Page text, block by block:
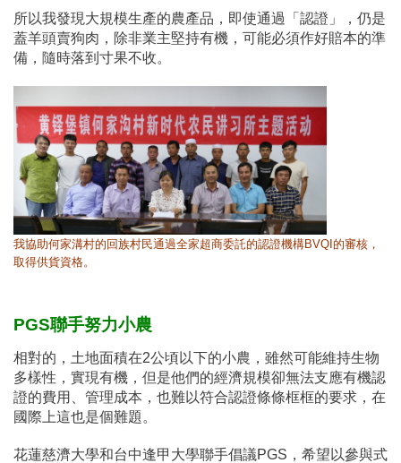
所以我發現大規模生產的農產品，即使通過「認證」，仍是
蓋羊頭賣狗肉，除非業主堅持有機，可能必須作好賠本的準
備，隨時落到寸果不收。
我協助何家溝村的回族村民通過全家超商委託的認證機構BVQI的審核，
取得供貨資格。
PGS聯手努力小農
相對的，土地面積在2公頃以下的小農，雖然可能維持生物
多樣性，實現有機，但是他們的經濟規模卻無法支應有機認
證的費用、管理成本，也難以符合認證條條框框的要求，在
國際上這也是個難題。
花蓮慈濟大學和台中逢甲大學聯手倡議PGS，希望以參與式